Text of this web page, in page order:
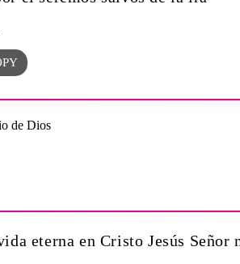
eterna en Cristo Jesús Señor